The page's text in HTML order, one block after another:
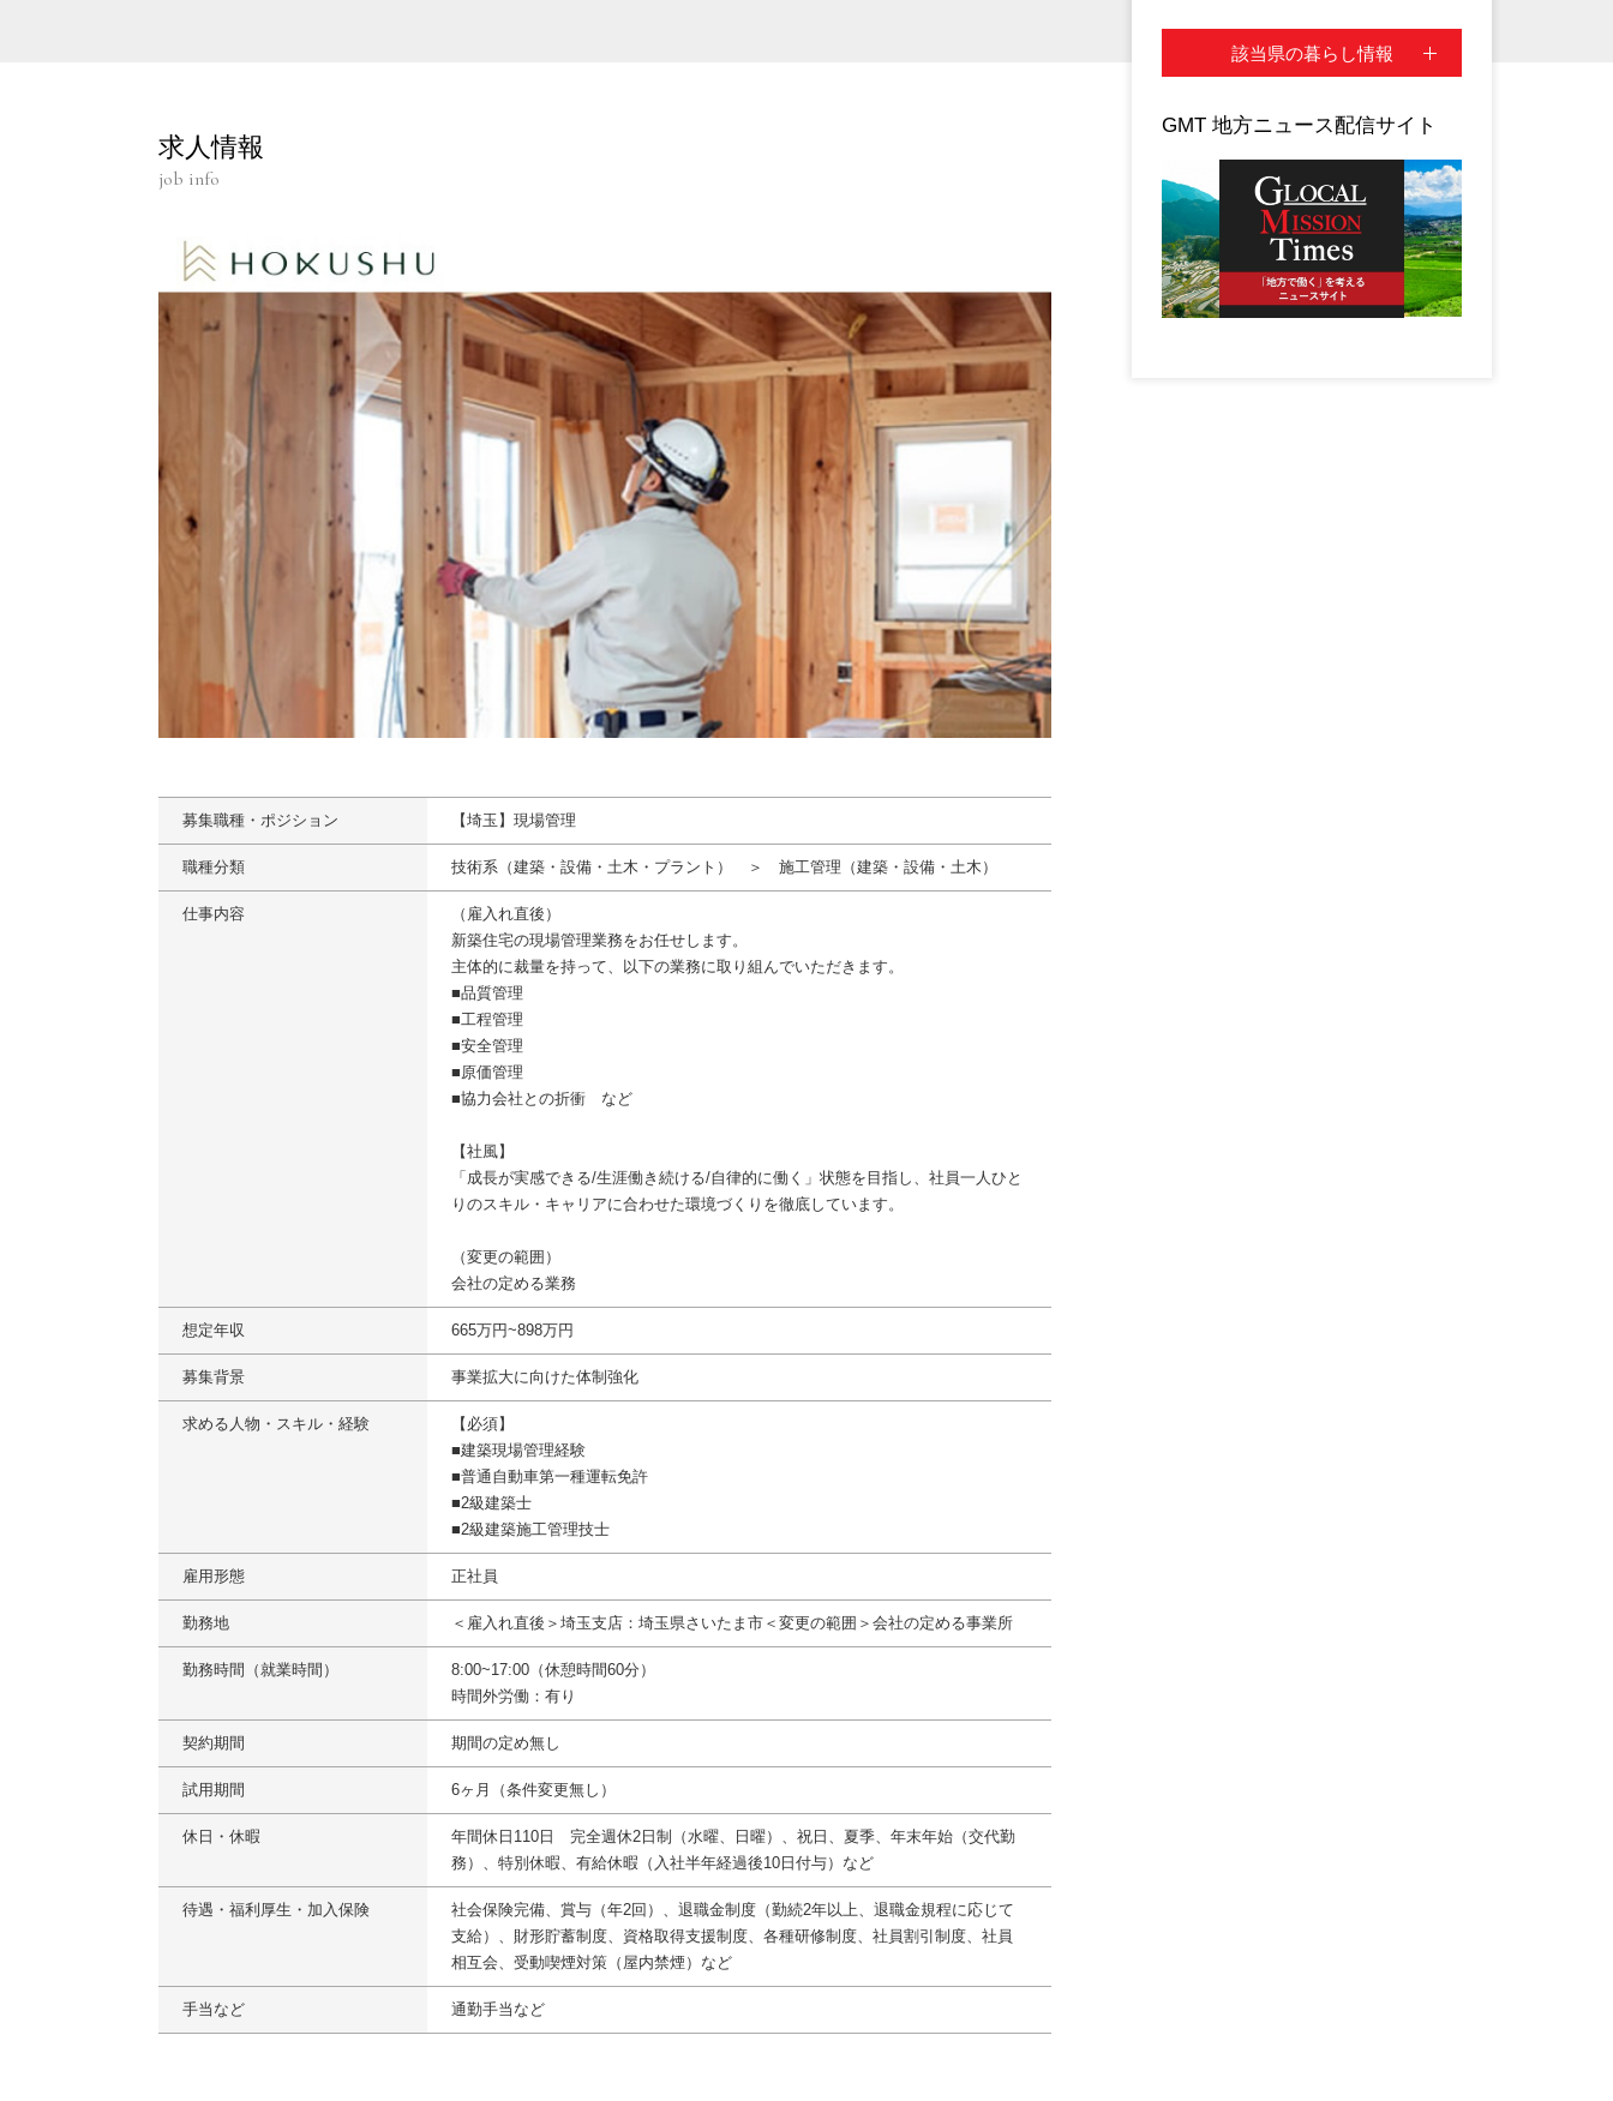
求人情報
job info
募集職種・ポジション 【埼玉】現場管理
職種分類 技術系（建築・設備・土木・プラント） ＞ 施工管理（建築・設備・土木）
仕事内容
（雇入れ直後）
新築住宅の現場管理業務をお任せします。
主体的に裁量を持って、以下の業務に取り組んでいただきます。
■品質管理
■工程管理
■安全管理
■原価管理
■協力会社との折衝 など
【社風】
「成長が実感できる/生涯働き続ける/自律的に働く」状態を目指し、社員一人ひと
りのスキル・キャリアに合わせた環境づくりを徹底しています。
（変更の範囲）
会社の定める業務
想定年収 665万円~898万円
募集背景 事業拡大に向けた体制強化
求める人物・スキル・経験
【必須】
■建築現場管理経験
■普通自動車第一種運転免許
■2級建築士
■2級建築施工管理技士
雇用形態 正社員
勤務地 ＜雇入れ直後＞埼玉支店：埼玉県さいたま市＜変更の範囲＞会社の定める事業所
勤務時間（就業時間）
8:00~17:00（休憩時間60分）
時間外労働：有り
契約期間 期間の定め無し
試用期間 6ヶ月（条件変更無し）
休日・休暇
年間休日110日 完全週休2日制（水曜、日曜）、祝日、夏季、年末年始（交代勤
務）、特別休暇、有給休暇（入社半年経過後10日付与）など
待遇・福利厚生・加入保険
社会保険完備、賞与（年2回）、退職金制度（勤続2年以上、退職金規程に応じて
支給）、財形貯蓄制度、資格取得支援制度、各種研修制度、社員割引制度、社員
相互会、受動喫煙対策（屋内禁煙）など
手当など 通勤手当など
該当県の暮らし情報
GMT 地方ニュース配信サイト